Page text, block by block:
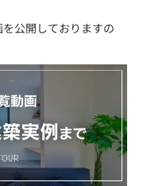
公開しておりますの